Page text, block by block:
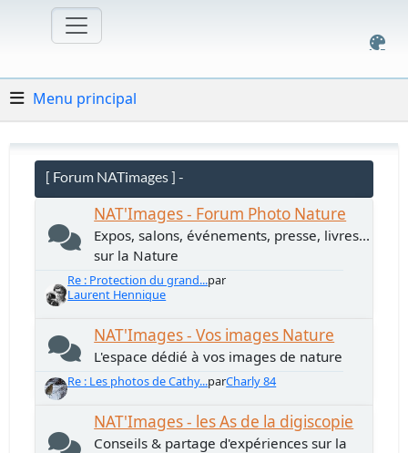
Menu principal
[ Forum NATimages ] -
NAT'Images - Forum Photo Nature
Expos, salons, événements, presse, livres...
sur la Nature
Re : Protection du grand...par
Laurent Hennique
NAT'Images - Vos images Nature
L'espace dédié à vos images de nature
Re : Les photos de Cathy...parCharly 84
NAT'Images - les As de la digiscopie
Conseils & partage d'expériences sur la